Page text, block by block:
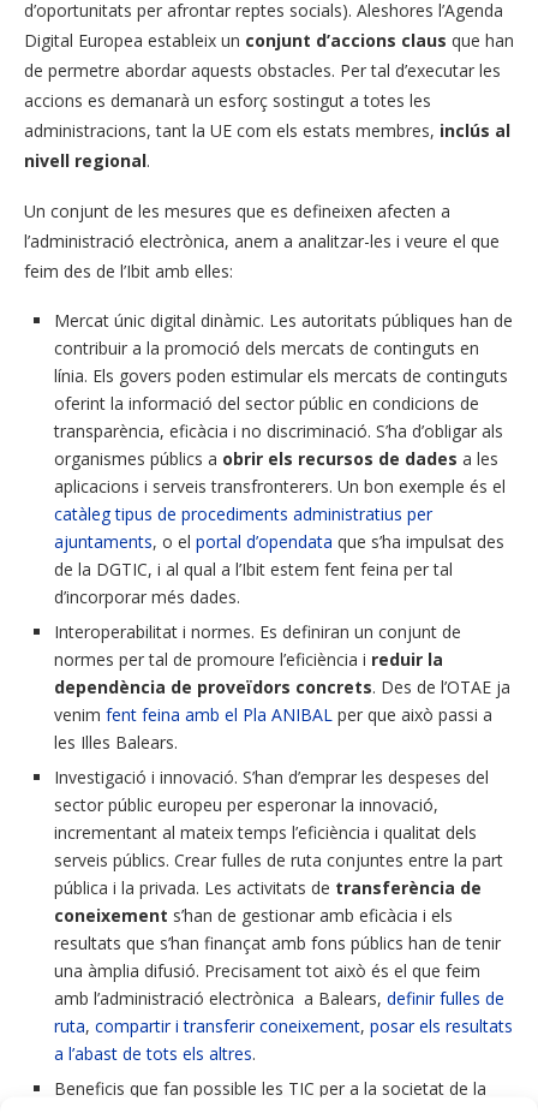
d’oportunitats per afrontar reptes socials). Aleshores l’Agenda
Digital Europea estableix un conjunt d’accions claus que han
de permetre abordar aquests obstacles. Per tal d’executar les
accions es demanarà un esforç sostingut a totes les
administracions, tant la UE com els estats membres, inclús al
nivell regional.
Un conjunt de les mesures que es defineixen afecten a
l’administració electrònica, anem a analitzar-les i veure el que
feim des de l’Ibit amb elles:
Mercat únic digital dinàmic. Les autoritats públiques han de
contribuir a la promoció dels mercats de continguts en
línia. Els govers poden estimular els mercats de continguts
oferint la informació del sector públic en condicions de
transparència, eficàcia i no discriminació. S’ha d’obligar als
organismes públics a obrir els recursos de dades a les
aplicacions i serveis transfronterers. Un bon exemple és el
catàleg tipus de procediments administratius per
ajuntaments, o el portal d’opendata que s’ha impulsat des
de la DGTIC, i al qual a l’Ibit estem fent feina per tal
d’incorporar més dades.
Interoperabilitat i normes. Es definiran un conjunt de
normes per tal de promoure l’eficiència i reduir la
dependència de proveïdors concrets. Des de l’OTAE ja
venim fent feina amb el Pla ANIBAL per que això passi a
les Illes Balears.
Investigació i innovació. S’han d’emprar les despeses del
sector públic europeu per esperonar la innovació,
incrementant al mateix temps l’eficiència i qualitat dels
serveis públics. Crear fulles de ruta conjuntes entre la part
pública i la privada. Les activitats de transferència de
coneixement s’han de gestionar amb eficàcia i els
resultats que s’han finançat amb fons públics han de tenir
una àmplia difusió. Precisament tot això és el que feim
amb l’administració electrònica a Balears, definir fulles de
ruta, compartir i transferir coneixement, posar els resultats
a l’abast de tots els altres.
Beneficis que fan possible les TIC per a la societat de la